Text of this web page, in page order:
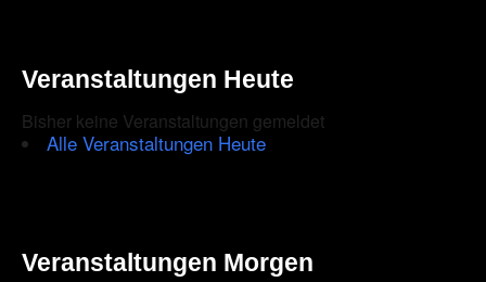
Veranstaltungen Heute
Bisher keine Veranstaltungen gemeldet
Alle Veranstaltungen Heute
Veranstaltungen Morgen